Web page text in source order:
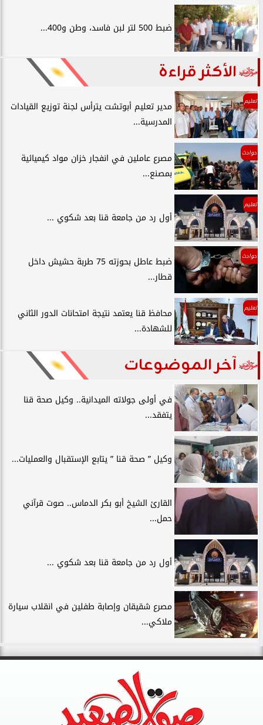
ضبط 500 لتر لبن فاسد، وطن و400...
الأكثر قراءة
تعليم
مدير تعليم أبوتشت يترأس لجنة توزيع القيادات
المدرسية...
حوادث
مصرع عاملين في انفجار خزان مواد كيميائية
بمصنع...
تعليم
أول رد من جامعة قنا بعد شكوي ...
حوادث
ضبط عاطل بحوزته 75 طربة حشيش داخل
قطار...
تعليم
محافظ قنا يعتمد نتيجة امتحانات الدور الثاني
للشهادة...
آخر الموضوعات
في أولى جولاته الميدانية.. وكيل صحة قنا
يتفقد...
وكيل ” صحة قنا ” يتابع الإستقبال والعمليات...
القارئ الشيخ أبو بكر الدماس.. صوت قرآني
حمل...
أول رد من جامعة قنا بعد شكوي ...
مصرع شقيقان وإصابة طفلين في انقلاب سيارة
ملاكي...